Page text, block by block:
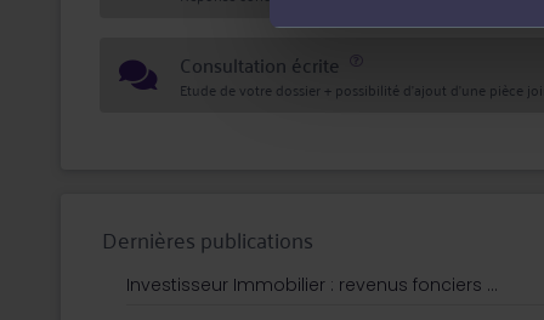
Consultation écrite
Etude de votre dossier + possibilité d'ajout d'une pièce
Dernières publications
Investisseur Immobilier : revenus fonciers ...